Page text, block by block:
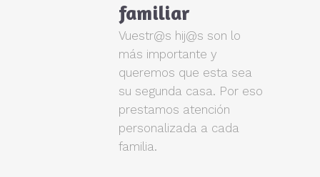
familiar
Vuestr@s hij@s son lo
más importante y
queremos que esta sea
su segunda casa. Por eso
prestamos atención
personalizada a cada
familia.